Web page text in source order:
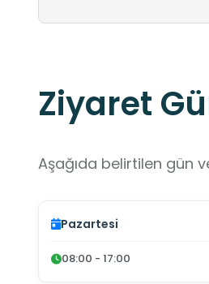
Ziyaret
Aşağıda belirtilen gün
Pazartesi
08:00 - 17:00